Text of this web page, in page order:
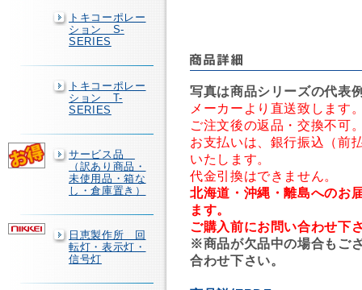
トキコーポレー
ション S-
SERIES
トキコーポレー
ション T-
SERIES
サービス品
（訳あり商品・
未使用品・箱な
し・倉庫置き）
日恵製作所 回
転灯・表示灯・
信号灯
写真は商品シリーズの代表
メーカーより直送致します
ご注文後の返品・交換不可
お支払いは、銀行振込（前
いたします。
代金引換はできません。
北海道・沖縄・離島へのお
ます。
ご購入前にお問い合わせ下
※商品が欠品中の場合もご
合わせ下さい。